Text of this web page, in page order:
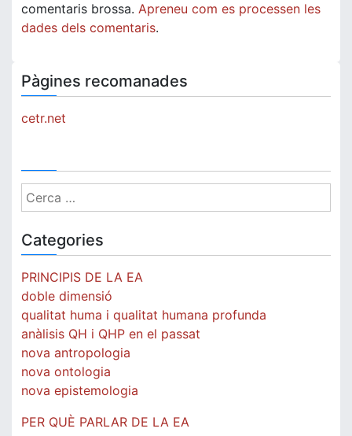
comentaris brossa. Apreneu com es processen les
dades dels comentaris.
Pàgines recomanades
cetr.net
Cerca:
Categories
PRINCIPIS DE LA EA
doble dimensió
qualitat huma i qualitat humana profunda
anàlisis QH i QHP en el passat
nova antropologia
nova ontologia
nova epistemologia
PER QUÈ PARLAR DE LA EA